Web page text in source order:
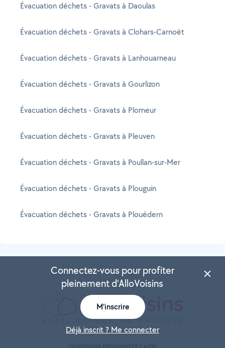
Évacuation déchets - Gravats à Daoulas
Évacuation déchets - Gravats à Clohars-Carnoët
Évacuation déchets - Gravats à Lanhouarneau
Évacuation déchets - Gravats à Gourlizon
Évacuation déchets - Gravats à Plomeur
Évacuation déchets - Gravats à Pleuven
Évacuation déchets - Gravats à Poullan-sur-Mer
Évacuation déchets - Gravats à Plouguin
Évacuation déchets - Gravats à Plouédern
Connectez-vous pour profiter
pleinement d'AlloVoisins
M'inscrire
Déjà inscrit ? Me connecter